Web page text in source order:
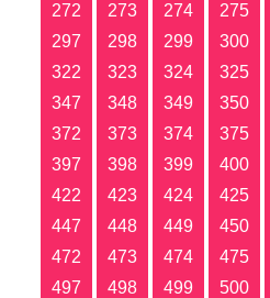
272
273 274 275
297
298 299 300
322
323 324 325
347
348 349 350
372
373 374 375
397
398 399 400
422
423 424 425
447
448 449 450
472
473 474 475
497
498 499 500